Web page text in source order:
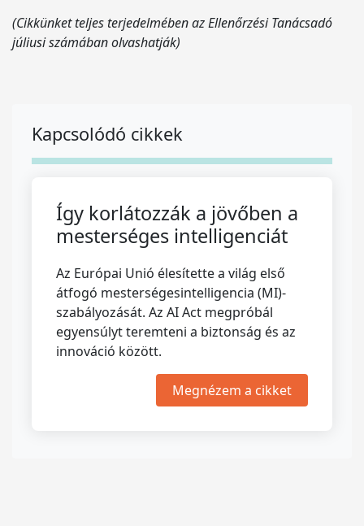
(Cikkünket teljes terjedelmében az Ellenőrzési Tanácsadó
júliusi számában olvashatják)
Kapcsolódó cikkek
Így korlátozzák a jövőben a
mesterséges intelligenciát
Az Európai Unió élesítette a világ első
átfogó mesterségesintelligencia (MI)-
szabályozását. Az AI Act megpróbál
egyensúlyt teremteni a biztonság és az
innováció között.
Megnézem a cikket